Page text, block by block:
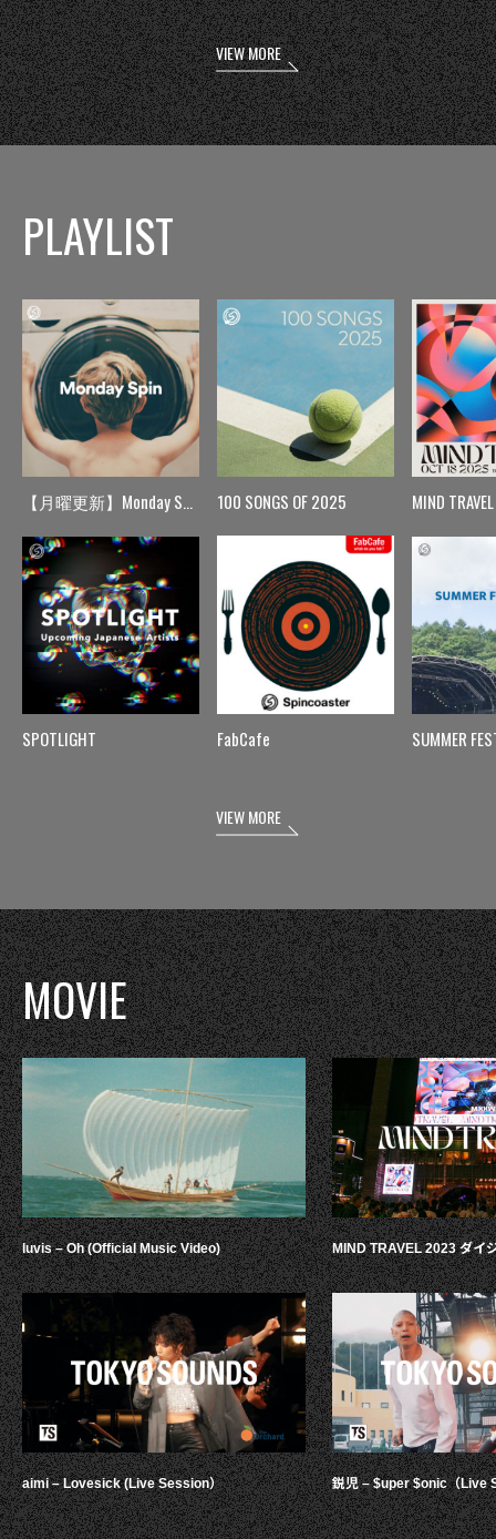
VIEW MORE
PLAYLIST
【月曜更新】Monday Spin
SPOTLIGHT
100 SONGS OF 2025
FabCafe
MIND TRAVEL
SUMMER
VIEW MORE
MOVIE
luvis – Oh (Official Music Video)
aimi – Lovesick (Live Session）
MIND TRAVEL 2023 ダイ
鋭児 – $uper $onic（Live